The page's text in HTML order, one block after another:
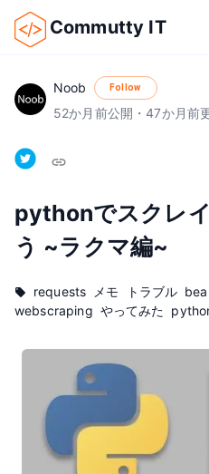
Commutty IT
Noob Follow
52か月前公開 ・47か月前
pythonでスクレ
う ~ラクマ編~
requests メモ トラブル
webscraping やってみた